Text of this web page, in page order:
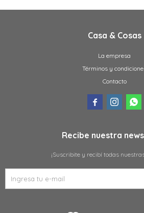
Casa & Cosas
La empresa
Términos y
Contacto
  
Recibe nuestra
¡Suscribite y recibí todas